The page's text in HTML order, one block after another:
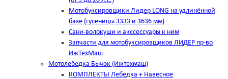
Мотобуксировщики Лидер LONG на удлинённой
базе (гусеницы 3333 и 3636 мм)
Сани-волокуши и акссессуары к ним
Запчасти для мотобуксировщиков ЛИДЕР пр-во
ИжТехМаш
Мотолебедка Бычок (Ижтехмаш)
КОМПЛЕКТЫ Лебедка + Навесное